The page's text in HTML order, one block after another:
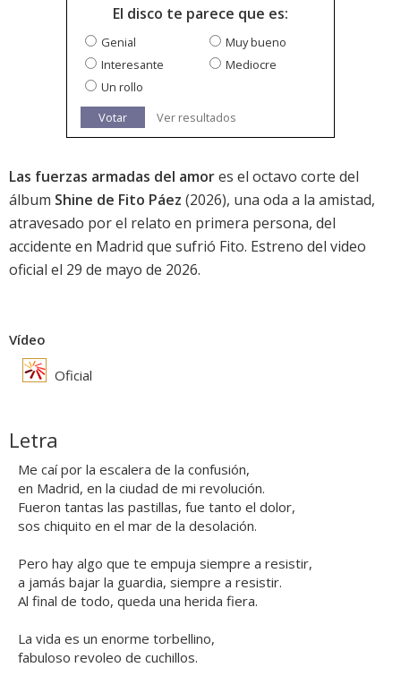
El disco te parece que es:
Genial
Muy bueno
Interesante
Mediocre
Un rollo
Votar
Ver resultados
Las fuerzas armadas del amores el octavo corte del
álbum Shine de Fito Páez (2026), una oda a la amistad,
atravesado por el relato en primera persona, del
accidente en Madrid que sufrió Fito. Estreno del video
oficial el 29 de mayo de 2026.
Vídeo
Oficial
Letra
Me caí por la escalera de la confusión,
en Madrid, en la ciudad de mi revolución.
Fueron tantas las pastillas, fue tanto el dolor,
sos chiquito en el mar de la desolación.
Pero hay algo que te empuja siempre a resistir,
a jamás bajar la guardia, siempre a resistir.
Al final de todo, queda una herida fiera.
La vida es un enorme torbellino,
fabuloso revoleo de cuchillos.